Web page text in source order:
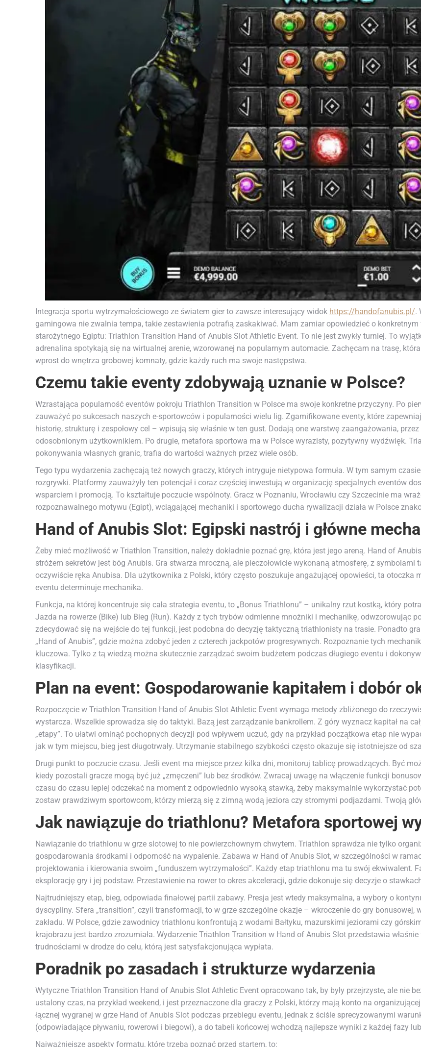
Integracja sportu wytrzymałościowego ze światem gier to zawsze interesujący widok https://handofanubis.pl/.
gamingowa nie zwalnia tempa, takie zestawienia potrafią zaskakiwać. Mam zamiar opowiedzieć o
starożytnego Egiptu: Triathlon Transition Hand of Anubis Slot Athletic Event. To nie jest zwykły turniej. To
adrenalina spotykają się na wirtualnej arenie, wzorowanej na popularnym automacie. Zachęcam na trasę,
wprost do wnętrza grobowej komnaty, gdzie każdy ruch ma swoje następstwa.
Czemu takie eventy zdobywają uznanie w Polsce?
Wzrastająca popularność eventów pokroju Triathlon Transition w Polsce ma swoje konkretne przyczyny. Po
zauważyć po sukcesach naszych e-sportowców i popularności wielu lig. Zgamifikowane eventy, które
historię, strukturę i zespołowy cel – wpisują się właśnie w ten gust. Dodają one warstwę zaangażowania,
odosobnionym użytkownikiem. Po drugie, metafora sportowa ma w Polsce wyrazisty, pozytywny wydźwięk.
pokonywania własnych granic, trafia do wartości ważnych przez wiele osób.
Tego typu wydarzenia zachęcają też nowych graczy, których intryguje nietypowa formuła. W tym samym
rozgrywki. Platformy zauważyły ten potencjał i coraz częściej inwestują w organizację specjalnych eventów
wsparciem i promocją. To kształtuje poczucie wspólnoty. Gracz w Poznaniu, Wrocławiu czy Szczecinie ma
rozpoznawalnego motywu (Egipt), wciągającej mechaniki i sportowego ducha rywalizacji działa w Polsce
Hand of Anubis Slot: Egipski nastrój i główne
Żeby mieć możliwość w Triathlon Transition, należy dokładnie poznać grę, która jest jego areną. Hand of
stróżem sekretów jest bóg Anubis. Gra stwarza mroczną, ale pieczołowicie wykonaną atmosferę, z symbolami
oczywiście ręka Anubisa. Dla użytkownika z Polski, który często poszukuje angażującej opowieści, ta otoczka
eventu determinuje mechanika.
Funkcja, na której koncentruje się cała strategia eventu, to „Bonus Triathlonu” – unikalny rzut kostką, który
Jazda na rowerze (Bike) lub Bieg (Run). Każdy z tych trybów odmienne mnożniki i mechanikę, odwzorowując
zdecydować się na wejście do tej funkcji, jest podobna do decyzję taktyczną triathlonisty na trasie. Ponadto
„Hand of Anubis”, gdzie można zdobyć jeden z czterech jackpotów progresywnych. Rozpoznanie tych
kluczowa. Tylko z tą wiedzą można skutecznie zarządzać swoim budżetem podczas długiego eventu i
klasyfikacji.
Plan na event: Gospodarowanie kapitałem i dobór
Rozpoczęcie w Triathlon Transition Hand of Anubis Slot Athletic Event wymaga metody zbliżonego do
wystarcza. Wszelkie sprowadza się do taktyki. Bazą jest zarządzanie bankrollem. Z góry wyznacz kapitał na
„etapy”. To ułatwi ominąć pochopnych decyzji pod wpływem uczuć, gdy na przykład początkowa etap nie
jak w tym miejscu, bieg jest długotrwały. Utrzymanie stabilnego szybkości często okazuje się istotniejsze od
Drugi punkt to poczucie czasu. Jeśli event ma miejsce przez kilka dni, monitoruj tablicę prowadzących. Być
kiedy pozostali gracze mogą być już „zmęczeni” lub bez środków. Zwracaj uwagę na włączenie funkcji
czasu do czasu lepiej odczekać na moment z odpowiednio wysoką stawką, żeby maksymalnie wykorzystać
zostaw prawdziwym sportowcom, którzy mierzą się z zimną wodą jeziora czy stromymi podjazdami. Twoją
Jak nawiązuje do triathlonu? Metafora sportowej
Nawiązanie do triathlonu w grze slotowej to nie powierzchownym chwytem. Triathlon sprawdza nie tylko
gospodarowania środkami i odporność na wypalenie. Zabawa w Hand of Anubis Slot, w szczególności w
projektowania i kierowania swoim „funduszem wytrzymałości”. Każdy etap triathlonu ma tu swój ekwiwalent.
eksplorację gry i jej podstaw. Przestawienie na rower to okres akceleracji, gdzie dokonuje się decyzje o
Najtrudniejszy etap, bieg, odpowiada finałowej partii zabawy. Presja jest wtedy maksymalna, a wybory o
dyscypliny. Sfera „transition”, czyli transformacji, to w grze szczególne okazje – wkroczenie do gry bonusowej,
zakładu. W Polsce, gdzie zawodnicy triathlonu konfrontują z wodami Bałtyku, mazurskimi jeziorami czy
krajobrazu jest bardzo zrozumiała. Wydarzenie Triathlon Transition w Hand of Anubis Slot przedstawia
trudnościami w drodze do celu, którą jest satysfakcjonująca wypłata.
Poradnik po zasadach i strukturze wydarzenia
Wytyczne Triathlon Transition Hand of Anubis Slot Athletic Event opracowano tak, by były przejrzyste, ale nie
ustalony czas, na przykład weekend, i jest przeznaczone dla graczy z Polski, którzy mają konto na
łącznej wygranej w grze Hand of Anubis Slot podczas przebiegu eventu, jednak z ściśle sprecyzowanymi
(odpowiadające pływaniu, rowerowi i biegowi), a do tabeli końcowej wchodzą najlepsze wyniki z każdej fazy
Najważniejsze aspekty formatu, które trzeba poznać przed startem, to: